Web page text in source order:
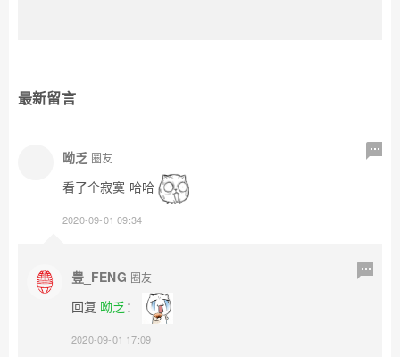
最新留言
呦乏 圈友
看了个寂寞 哈哈
2020-09-01 09:34
豊_FENG 圈友
回复 呦乏 ：
2020-09-01 17:09